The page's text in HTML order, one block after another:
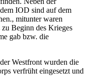
IOD sind auf dem
mitunter waren
Beginn des Krieges
gab bzw. die
Westfront wurden die
verfrüht eingesetzt und